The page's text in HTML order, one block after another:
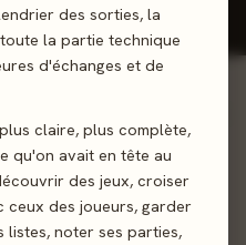
des sorties, la
la partie technique
d'échanges et de
claire, plus complète,
qu'on avait en tête au
des jeux, croiser
ceux des joueurs, garder
listes, noter ses parties,